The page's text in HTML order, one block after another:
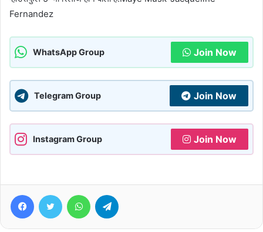
Fernandez
WhatsApp Group Join Now
Telegram Group Join Now
Instagram Group Join Now
FacebookTwitter WhatsApp